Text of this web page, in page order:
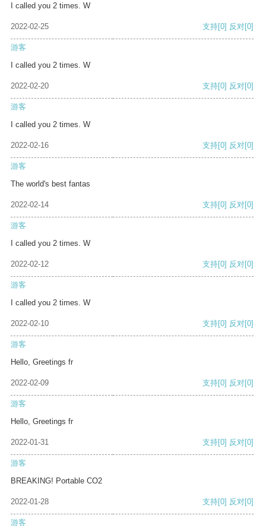
I called you 2 times. W
2022-02-25 支持[0] 反对[0]
游客
I called you 2 times. W
2022-02-20 支持[0] 反对[0]
游客
I called you 2 times. W
2022-02-16 支持[0] 反对[0]
游客
The world's best fantas
2022-02-14 支持[0] 反对[0]
游客
I called you 2 times. W
2022-02-12 支持[0] 反对[0]
游客
I called you 2 times. W
2022-02-10 支持[0] 反对[0]
游客
Hello, Greetings fr
2022-02-09 支持[0] 反对[0]
游客
Hello, Greetings fr
2022-01-31 支持[0] 反对[0]
游客
BREAKING! Portable CO2
2022-01-28 支持[0] 反对[0]
游客